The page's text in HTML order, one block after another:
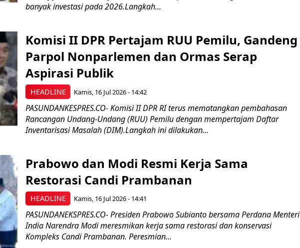
banyak investasi pada 2026.Langkah...
HEADLINE
Komisi II DPR Pertajam RUU Pemilu, Gandeng
Parpol Nonparlemen dan Ormas Serap
Aspirasi Publik
Kamis, 16 Jul 2026 - 14:42
PASUNDANKESPRES.CO- Komisi II DPR RI terus mematangkan pembahasan
Rancangan Undang-Undang (RUU) Pemilu dengan mempertajam Daftar
Inventarisasi Masalah (DIM).Langkah ini dilakukan...
HEADLINE
Prabowo dan Modi Resmi Kerja Sama
Restorasi Candi Prambanan
Kamis, 16 Jul 2026 - 14:41
PASUNDANEKSPRES.CO- Presiden Prabowo Subianto bersama Perdana Menteri
India Narendra Modi meresmikan kerja sama restorasi dan konservasi
Kompleks Candi Prambanan. Peresmian...